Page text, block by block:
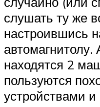
слушать ту же
настроившись
находятся 2
пользуются
устройствами